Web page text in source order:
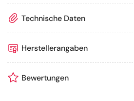
Technische Daten
Herstellerangaben
Bewertungen